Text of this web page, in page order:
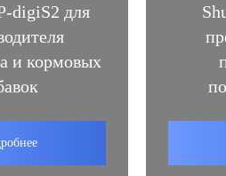
digiS2 для
и кормовых